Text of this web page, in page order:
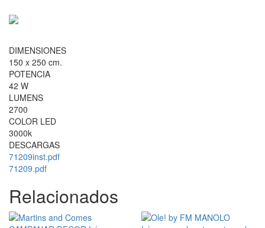
DIMENSIONES
150 x 250 cm.
POTENCIA
42 W
LUMENS
2700
COLOR LED
3000k
DESCARGAS
71209inst.pdf
71209.pdf
Relacionados